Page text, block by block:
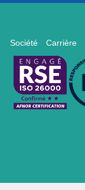
Société Carrière